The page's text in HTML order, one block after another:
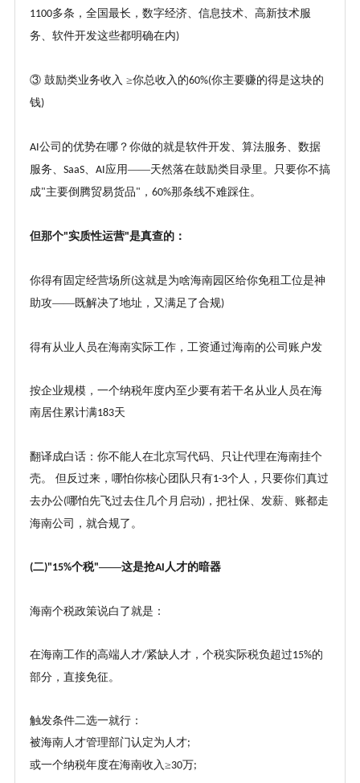
1100多条，全国最长，数字经济、信息技术、高新技术服
务、软件开发这些都明确在内)
③ 鼓励类业务收入 ≥你总收入的60%(你主要赚的得是这块的
钱)
AI公司的优势在哪？你做的就是软件开发、算法服务、数据
服务、 SaaS、 AI应用——天然落在鼓励类目录里。只要你不搞
成"主要倒腾贸易货品" ， 60%那条线不难踩住。
但那个"实质性运营"是真查的：
你得有固定经营场所(这就是为啥海南园区给你免租工位是神
助攻——既解决了地址，又满足了合规)
得有从业人员在海南实际工作，工资通过海南的公司账户发
按企业规模，一个纳税年度内至少要有若干名从业人员在海
南居住累计满183天
翻译成白话：你不能人在北京写代码、只让代理在海南挂个
壳。
但反过来，哪怕你核心团队只有1-3个人，只要你们真过
去办公(哪怕先飞过去住几个月启动)，把社保、发薪、账都走
海南公司，就合规了。
(二)"15%个税"——这是抢AI 人才的暗器
海南个税政策说白了就是：
在海南工作的高端人才/紧缺人才，个税实际税负超过15%的
部分，直接免征。
触发条件二选一就行：
被海南人才管理部门认定为人才;
或一个纳税年度在海南收入 ≥30万;